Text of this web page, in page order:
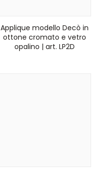
Applique modello Decò in
ottone cromato e vetro
opalino | art. LP2D